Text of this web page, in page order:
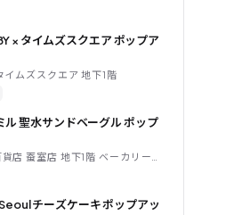
× タイムズスクエア ポップア
イムズスクエア 地下1階
ル 聖水サンドベーグル ポップ
チーズケーキ ポップアッ